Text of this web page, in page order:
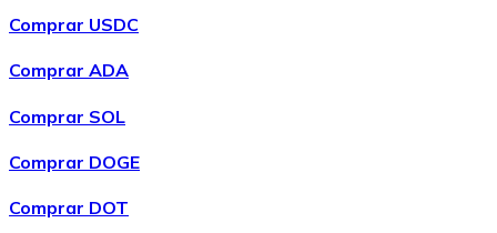
BTC
Comprar USDC
Comprar ADA
Comprar SOL
Comprar DOGE
Comprar DOT